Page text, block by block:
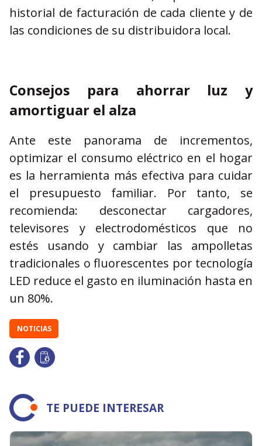
historial de facturación de cada cliente y de
las condiciones de su distribuidora local.
Consejos para ahorrar luz y
amortiguar el alza
Ante este panorama de incrementos,
optimizar el consumo eléctrico en el hogar
es la herramienta más efectiva para cuidar
el presupuesto familiar. Por tanto, se
recomienda: desconectar cargadores,
televisores y electrodomésticos que no
estés usando y cambiar las ampolletas
tradicionales o fluorescentes por tecnología
LED reduce el gasto en iluminación hasta en
un 80%.
NOTICIAS
TE PUEDE INTERESAR